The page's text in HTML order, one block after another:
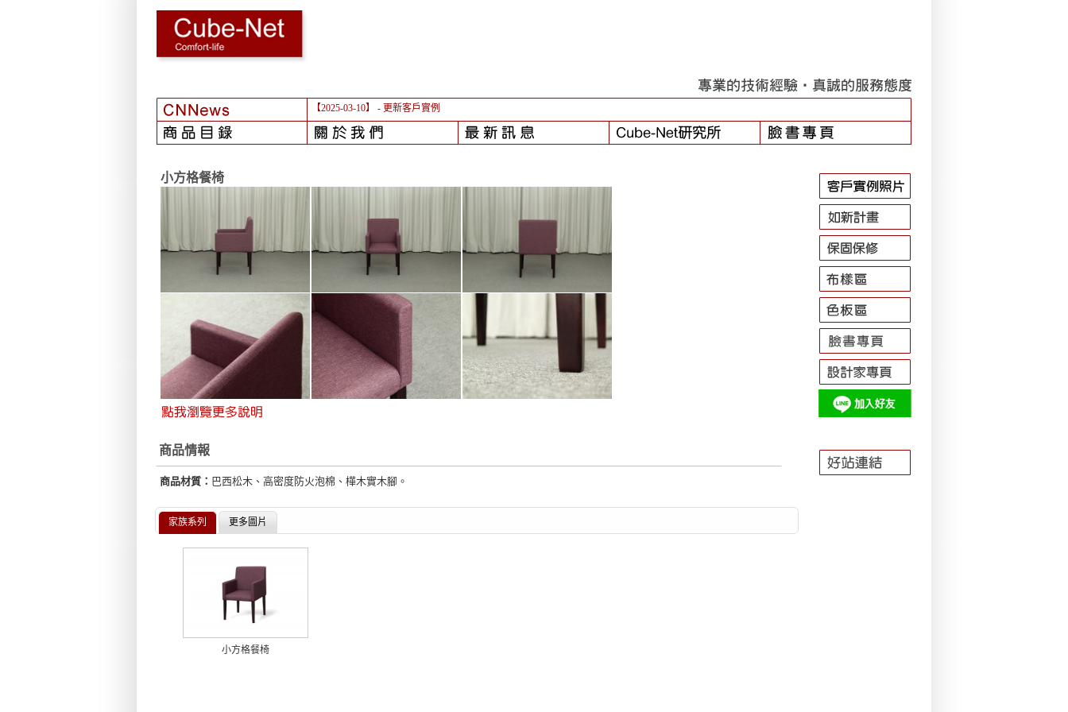
【2025-03-10】 - 更新客戶實例
小方格餐椅
商品情報
商品材質： 巴西松木、高密度防火泡棉、樺木實木腳。
家族系列 更多圖片
小方格餐椅